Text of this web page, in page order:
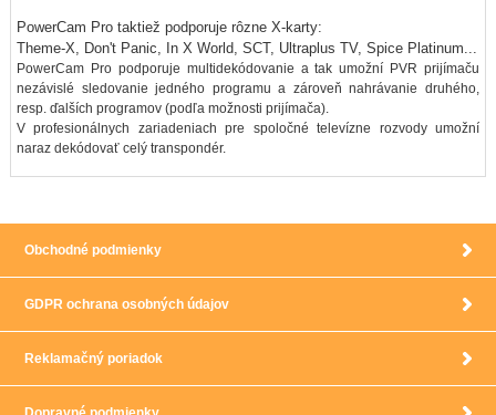
PowerCam Pro taktiež podporuje rôzne X-karty:
Theme-X, Don't Panic, In X World, SCT, Ultraplus TV, Spice Platinum...
PowerCam Pro podporuje multidekódovanie a tak umožní PVR prijímaču
nezávislé sledovanie jedného programu a zároveň nahrávanie druhého,
resp. ďalších programov (podľa možnosti prijímača).
V profesionálnych zariadeniach pre spoločné televízne rozvody umožní
naraz dekódovať celý transpondér.
Obchodné podmienky
GDPR ochrana osobných údajov
Reklamačný poriadok